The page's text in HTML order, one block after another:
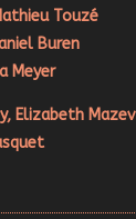
Touzé
Buren
Meyer
Elizabeth Mazev